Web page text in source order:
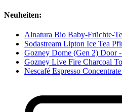
Neuheiten:
Alnatura Bio Baby-Früchte-
Sodastream Lipton Ice Tea
Gozney Dome (Gen 2) Door
Gozney Live Fire Charcoal
Nescafé Espresso